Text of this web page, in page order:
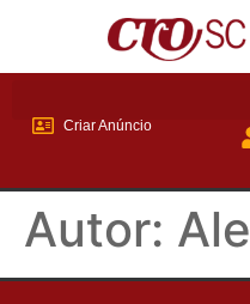
Criar Anúncio
Autor: